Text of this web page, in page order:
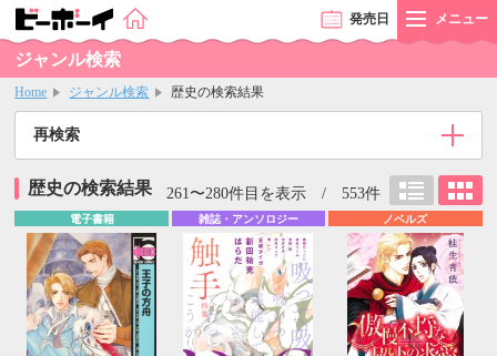
発売日 メニュー
ジャンル検索
Home ジャンル検索 歴史の検索結果
再検索
歴史の検索結果 261〜280件目を表示 / 553件
電子書籍 雑誌・アンソロジー ノベルズ